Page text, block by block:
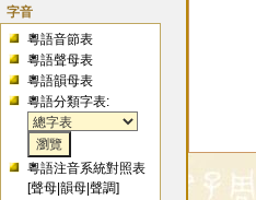
字音
粵語音節表
粵語聲母表
粵語韻母表
粵語分類字表:
粵語注音系統對照表
[聲母 |韻母 |聲調]